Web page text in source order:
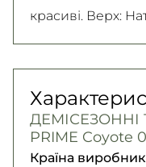
красиві. Верх:
ДЕМІСЕЗОННІ
PRIME Coyote
Країна виробник